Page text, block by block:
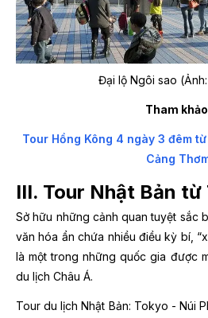
Đại lộ Ngôi sao
Tham
Tour Hồng Kông 4 ngày 3 đêm
Cảng
III. Tour Nhật Bản từ
Sở hữu những cảnh quan tuyệt sắc
văn hóa ẩn chứa nhiều điều kỳ bí,
là một trong những quốc gia được
du lịch Châu Á.
Tour du lịch Nhật Bản: Tokyo - Núi